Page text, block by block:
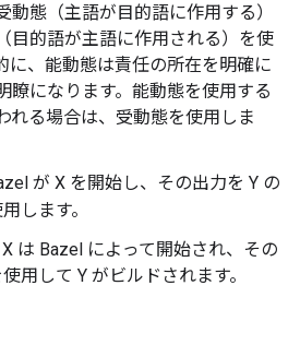
動態（主語が目的語に作用する）
目的語が主語に作用される）を使
に、能動態は責任の所在を明確に
瞭になります。能動態を使用する
れる場合は、受動態を使用しま
が X を開始し、その出力を Y の
します。
X は Bazel によって開始され、その
用して Y がビルドされます。